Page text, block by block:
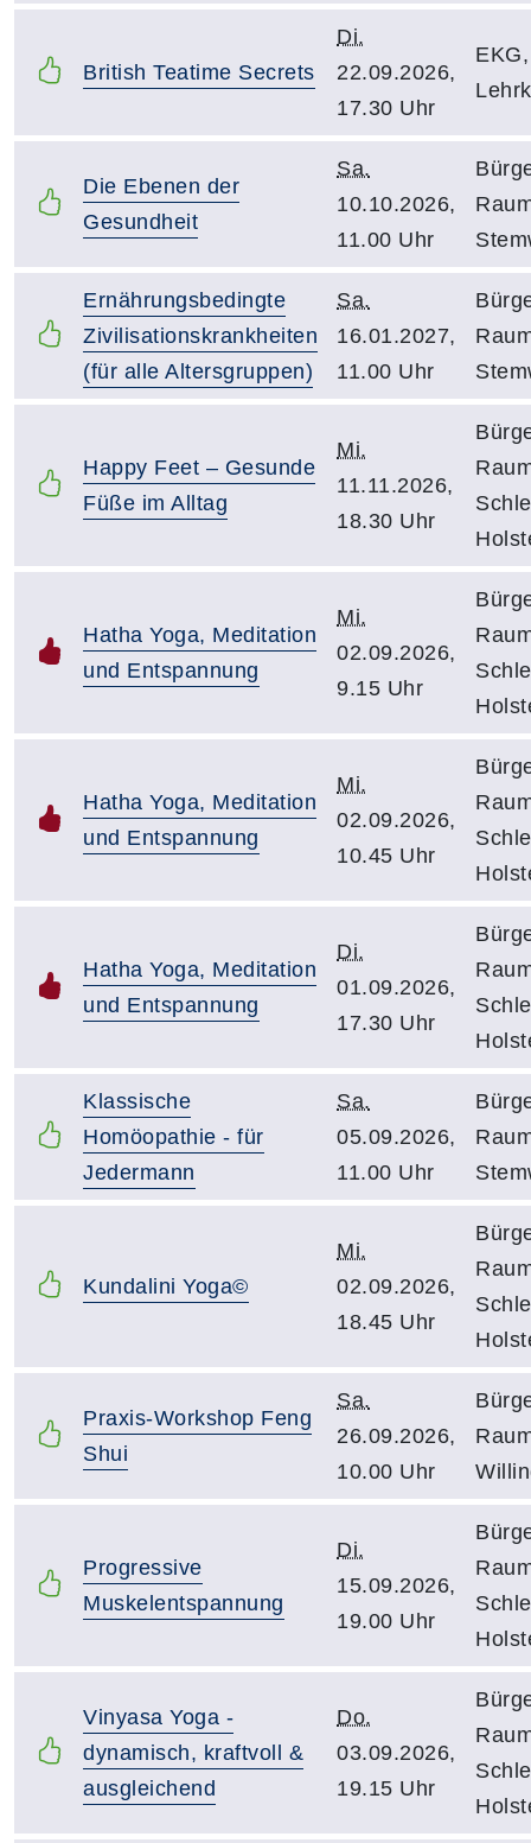
British Teatime Secrets
Di.
22.09.2026,
17.30 Uhr
EKG,
Die Ebenen der
Gesundheit
Sa.
10.10.2026,
11.00 Uhr
Ernährungsbedingte
Zivilisationskrankheiten
(für alle Altersgruppen)
Sa.
16.01.2027,
11.00 Uhr
Happy Feet – Gesunde
Füße im Alltag
Mi.
11.11.2026,
18.30 Uhr
Hatha Yoga, Meditation
und Entspannung
Mi.
02.09.2026,
9.15 Uhr
Hatha Yoga, Meditation
und Entspannung
Mi.
02.09.2026,
10.45 Uhr
Hatha Yoga, Meditation
und Entspannung
Di.
01.09.2026,
17.30 Uhr
Klassische
Homöopathie - für
Jedermann
Sa.
05.09.2026,
11.00 Uhr
Kundalini Yoga©
Mi.
02.09.2026,
18.45 Uhr
Praxis-Workshop Feng
Shui
Sa.
26.09.2026,
10.00 Uhr
Progressive
Muskelentspannung
Di.
15.09.2026,
19.00 Uhr
Vinyasa Yoga -
dynamisch, kraftvoll &
ausgleichend
Do.
03.09.2026,
19.15 Uhr